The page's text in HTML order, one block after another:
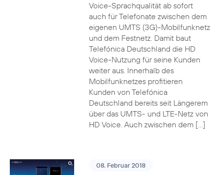
Voice-Sprachqualität ab sofort
auch für Telefonate zwischen dem
eigenen UMTS (3G)-Mobilfunknetz
und dem Festnetz. Damit baut
Telefónica Deutschland die HD
Voice-Nutzung für seine Kunden
weiter aus. Innerhalb des
Mobilfunknetzes profitieren
Kunden von Telefónica
Deutschland bereits seit Längerem
über das UMTS- und LTE-Netz von
HD Voice. Auch zwischen dem […]
08. Februar 2018